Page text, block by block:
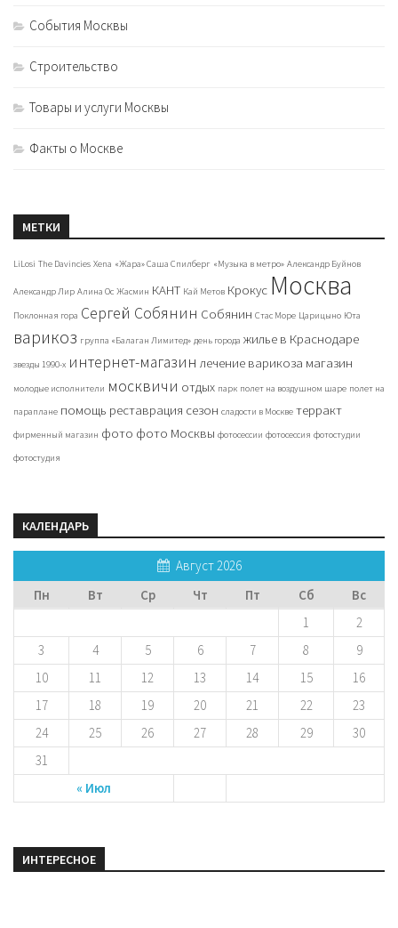
События Москвы
Строительство
Товары и услуги Москвы
Факты о Москве
МЕТКИ
LiLosi The Davincies Xena «Жара» Саша Спилберг «Музыка в метро» Александр Буйнов
Александр Лир Алина Ос Жасмин КАНТ Кай Метов Крокус Москва
Поклонная гора Сергей Собянин Собянин Стас Море Царицыно Юта
варикоз группа «Балаган Лимитед» день города жилье в Краснодаре
звезды 1990-х интернет-магазин лечение варикоза магазин
молодые исполнители москвичи отдых парк полет на воздушном шаре полет на
параплане помощь реставрация сезон сладости в Москве терракт
фирменный магазин фото фото Москвы фотосессии фотосессия фотостудии
фотостудия
КАЛЕНДАРЬ
Август 2026
Пн
Вт Ср Чт Пт Сб Вс
« Июл
1
2
3
4 5 6 7 8
9
10
11 12 13 14 15
16
17
18 19 20 21 22
23
24
25 26 27 28 29
30
31
ИНТЕРЕСНОЕ